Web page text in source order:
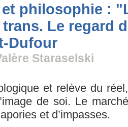
et philosophie :
Le regard
Dufour
Staraselski
et relève du
de soi. Le
et d’impasses.